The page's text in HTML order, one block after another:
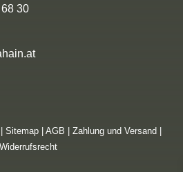
30
Sitemap AGB Zahlung und Versand
Widerrufsrecht